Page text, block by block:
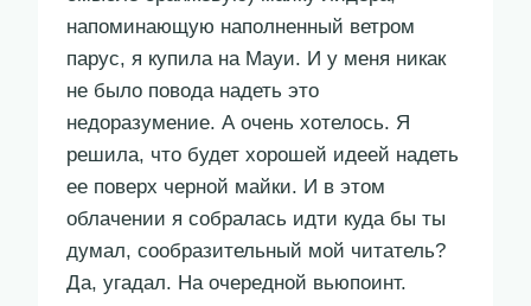
напоминающую наполненный ветром
парус, я купила на Мауи. И у меня никак
не было повода надеть это
недоразумение. А очень хотелось. Я
решила, что будет хорошей идеей надеть
ее поверх черной майки. И в этом
облачении я собралась идти куда бы ты
думал, сообразительный мой читатель?
Да, угадал. На очередной вьюпоинт.